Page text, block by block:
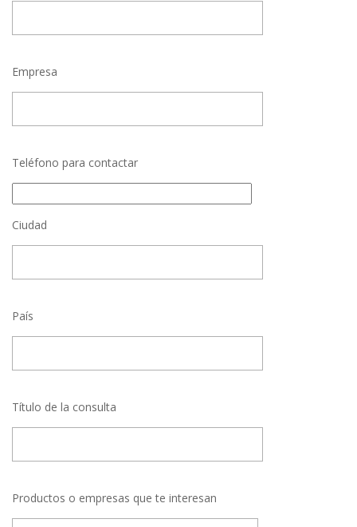
Empresa
Teléfono para contactar
Ciudad
País
Título de la consulta
Productos o empresas que te interesan